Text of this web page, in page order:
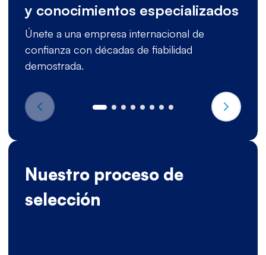
y conocimientos especializados
Únete a una empresa internacional de
confianza con décadas de fiabilidad
demostrada.
Nuestro proceso de
selección